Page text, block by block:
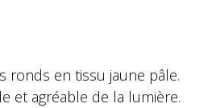
ronds en tissu jaune pâle.
et agréable de la lumière.